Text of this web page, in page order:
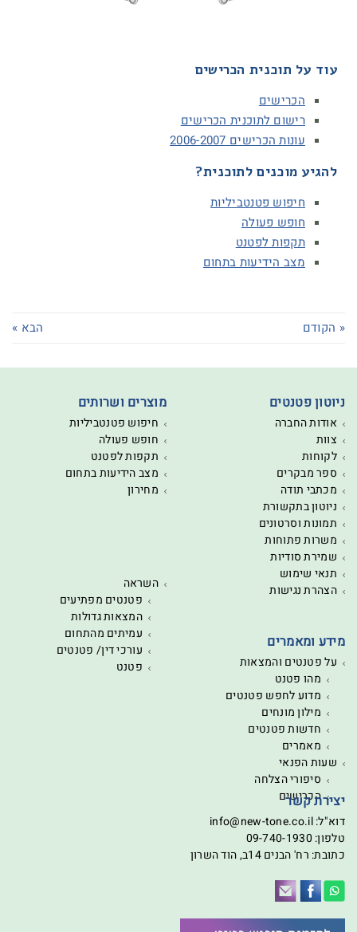
עוד על תוכנית הכרישים
הכרישים
רישום לתוכנית הכרישים
עונות הכרישים 2006-2007
להגיע מוכנים לתוכנית?
חיפוש פטנטביליות
חופש פעולה
תקפות לפטנט
מצב הידיעות בתחום
« הקודם הבא »
ניוטון פטנטים
אודות החברה
צוות
לקוחות
ספר מבקרים
מכתבי תודה
ניוטון בתקשורת
תמונות וסרטונים
משרות פתוחות
שמירת סודיות
תנאי שימוש
הצהרת נגישות
מוצרים ושרותים
חיפוש פטנטביליות
חופש פעולה
תקפות לפטנט
מצב הידיעות בתחום
מחירון
מידע ומאמרים
על פטנטים והמצאות
מהו פטנט
מדוע לחפש פטנטים
מילון מונחים
חדשות פטנטים
מאמרים
שעות הפנאי
סיפורי הצלחה
הכרישים
השראה
פטנטים מפתיעים
המצאות גדולות
עמיתים מהתחום
עורכי דין/ פטנטים
פטנט
יצירת קשר
דוא"ל:info@new-tone.co.il
טלפון: 09-740-1930
כתובת: רח' הבנים 14ב, הוד השרון